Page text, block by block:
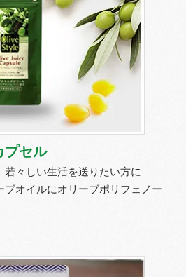
プセル
々しい生活を送りたい方に
ブオイルにオリーブポリフェノー